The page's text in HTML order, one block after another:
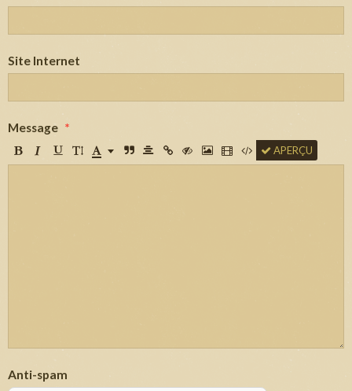
Site Internet
Message
APERÇU
Anti-spam